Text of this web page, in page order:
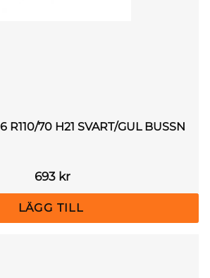
R110/70 H21 SVART/GUL BUSSN
693kr